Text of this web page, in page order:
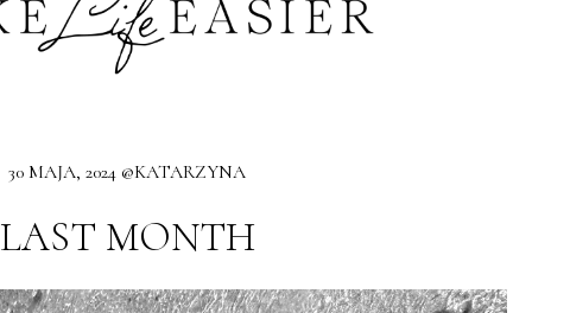
30 MAJA, 2024 @KATARZYNA
LAST MONTH